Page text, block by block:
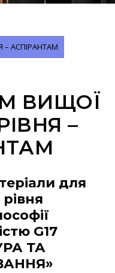
– АСПІРАНТАМ
ВИЩОЇ
–
для
G17
ТА